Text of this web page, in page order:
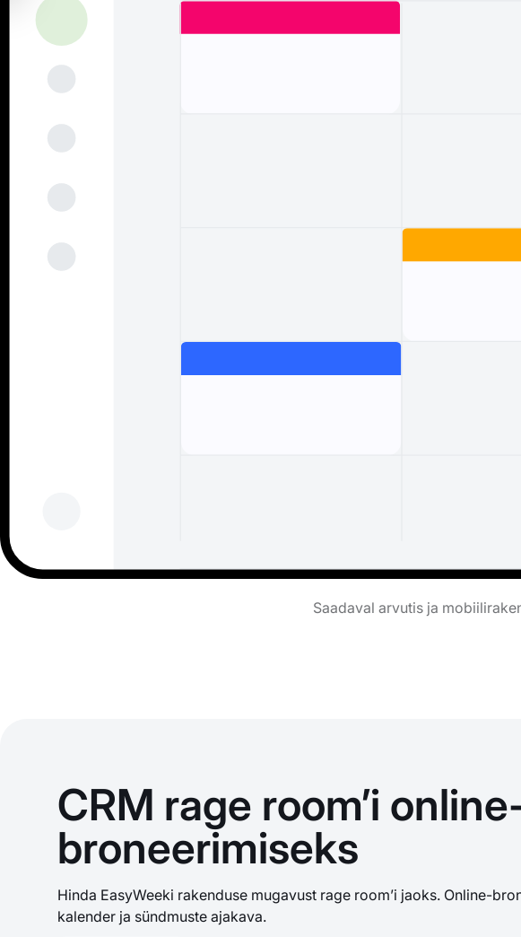
Saadaval arvutis ja
CRM rage room’i
broneerimiseks
Hinda EasyWeeki rakenduse mugavust rage room’i jaoks. Online-
kalender ja sündmuste ajakava.